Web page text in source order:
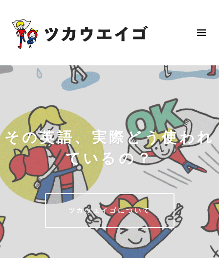
その英語、実際どう使われ
ているの？
ツカウエイゴについて